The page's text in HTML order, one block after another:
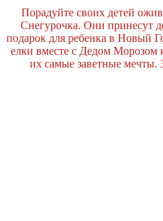
Порадуйте своих детей
Снегурочка. Они принесут
подарок для ребенка в Новый
елки вместе с Дедом Морозом
их самые заветные мечты.